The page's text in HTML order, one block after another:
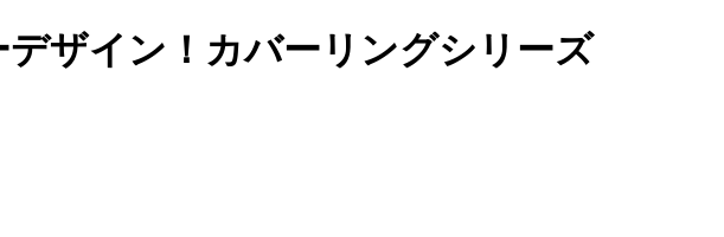
ザイン！カバーリングシリーズ